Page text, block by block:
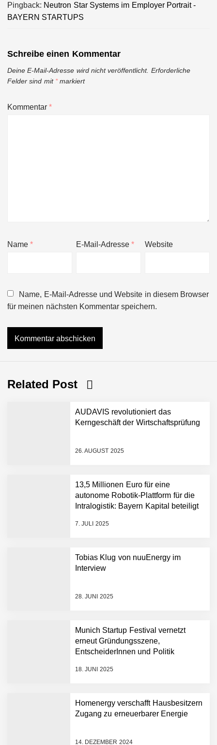
Pingback: Neutron Star Systems im Employer Portrait -
BAYERN STARTUPS
Schreibe einen Kommentar
Deine E-Mail-Adresse wird nicht veröffentlicht. Erforderliche
Felder sind mit *markiert
Kommentar*
Name* E-Mail-Adresse* Website
Name, E-Mail-Adresse und Website in diesem Browser
für meinen nächsten Kommentar speichern.
Related Post
AUDAVIS revolutioniert das
Kerngeschäft der Wirtschaftsprüfung
26. AUGUST 2025
13,5 Millionen Euro für eine
autonome Robotik-Plattform für die
Intralogistik: Bayern Kapital beteiligt
7. JULI 2025
Tobias Klug von nuuEnergy im
Interview
28. JUNI 2025
Munich Startup Festival vernetzt
erneut Gründungsszene,
EntscheiderInnen und Politik
18. JUNI 2025
Homenergy verschafft Hausbesitzern
Zugang zu erneuerbarer Energie
14. DEZEMBER 2024
Portrait
AUDAVIS
AUDAVIS revolutioniert das
Kerngeschäft der
13,5 Millionen Euro für eine
beteiligt sich erneut an
Filics
Tobias Klug von nuuEnergy